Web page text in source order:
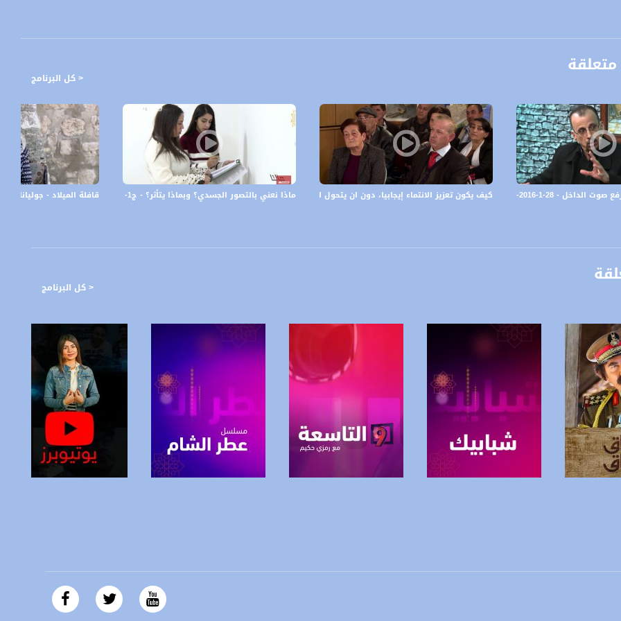
https://
https://www.youtube.com/channel/UCwJbDUmIxc-
https://
https://
https://plus.google.com/u/0/b/115185778161375637310/115185778161375637310/posts/p/
< كل البرنامج
قافلة الميلاد - جوليانا هودلي -#تغطية ماذا نعني بالتصور الجسدي؟ وبماذا يتأثر؟ - ج1- حالنا -7-3- 2018، قناة مساواة الفضائيةكيف يكون تعزيز الانتماء إيجابيا، دون ان يتحول الى تعصب اعمى؟ - 12-3-2017 - #الحد_الفاصل - مساواة #شو_بالبلد - قناة مساواة الفضائية
< كل البرنامج